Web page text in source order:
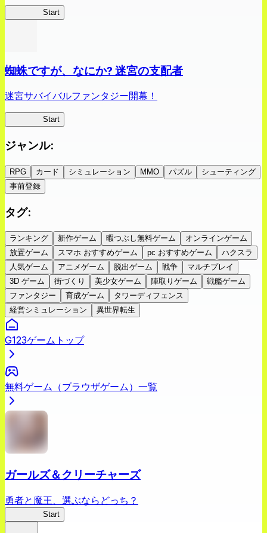
Start
蜘蛛ですが、なにか? 迷宮の支配者
迷宮サバイバルファンタジー開幕！
Start
ジャンル:
RPG カード シミュレーション MMO パズル
シューティング
事前登録
タグ:
ランキング 新作ゲーム 暇つぶし無料ゲーム
オンラインゲーム
放置ゲーム
スマホ おすすめゲーム pc おすすめゲーム
ハクスラ
人気ゲーム
アニメゲーム 脱出ゲーム 戦争
マルチプレイ
3D ゲーム
街づくり 美少女ゲーム 陣取りゲーム
戦艦ゲーム
ファンタジー
育成ゲーム
タワーディフェンス
経営シミュレーション
異世界転生
G123ゲームトップ
無料ゲーム（ブラウザゲーム）一覧
ガールズ＆クリーチャーズ
勇者と魔王、選ぶならどっち？
Start